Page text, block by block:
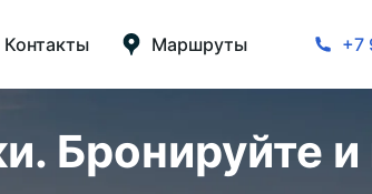
Контакты Маршруты +7
Бронируйте и